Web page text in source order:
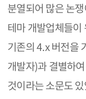
분열되어 많은 논
테마 개발업체들
기존의 4.x 버전을
개발자)과 결별하
것이라는 소문도